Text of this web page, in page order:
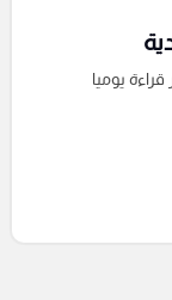
قراءة يوميا